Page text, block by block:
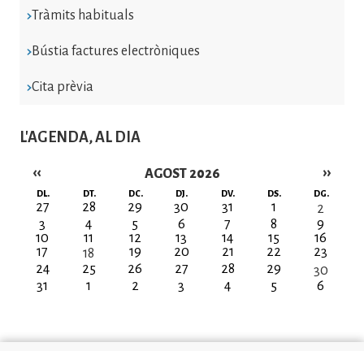
Tràmits habituals
Bústia factures electròniques
Cita prèvia
L'AGENDA, AL DIA
AGOST 2026
Paginació
‹‹ ››
DL. DT. DC. DJ. DV. DS. DG.
27 28 29 30 31 1
2
3
4 5 6 7 8
9
10
11 12 13 14 15
16
17
18 19 20 21 22
23
24
25 26 27 28 29
30
31
1 2 3 4 5 6